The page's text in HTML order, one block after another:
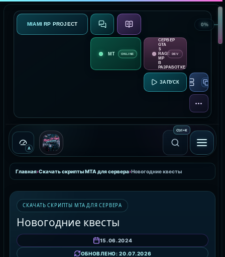
MIAMI RP PROJECT О ПРОЕКТЕ
ONLINE
СЕРВЕР
GTA
5
RAGE
MP
В
РАЗРАБОТКЕ
DEV
RAGE
ЕЩЁ
Ctrl+K
A
Главная›Скачать скрипты MTA для сервера›Новогодние квесты
СКАЧАТЬ СКРИПТЫ MTA ДЛЯ СЕРВЕРА
Новогодние квесты
15.06.2024
ОБНОВЛЕНО: 20.07.2026
0%